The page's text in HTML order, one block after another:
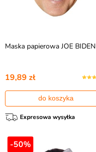
Maska papierowa JOE BIDEN
19,89 zł
do koszyka
Expresowa wysyłka
-50%